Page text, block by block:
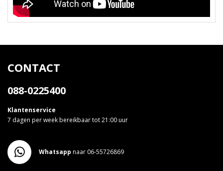
CONTACT
088-0225400
Klantenservice
7 dagen per week bereikbaar tot 21:00 uur
Whatsapp naar 06-55726869